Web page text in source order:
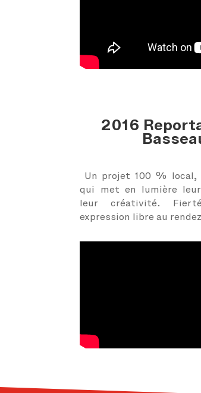
2016
Un projet 100 % local,
qui met en lumière
leur créativité.
expression libre au